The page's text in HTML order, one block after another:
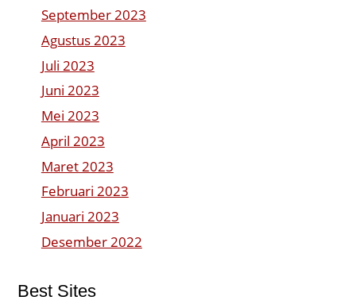
September 2023
Agustus 2023
Juli 2023
Juni 2023
Mei 2023
April 2023
Maret 2023
Februari 2023
Januari 2023
Desember 2022
Best Sites